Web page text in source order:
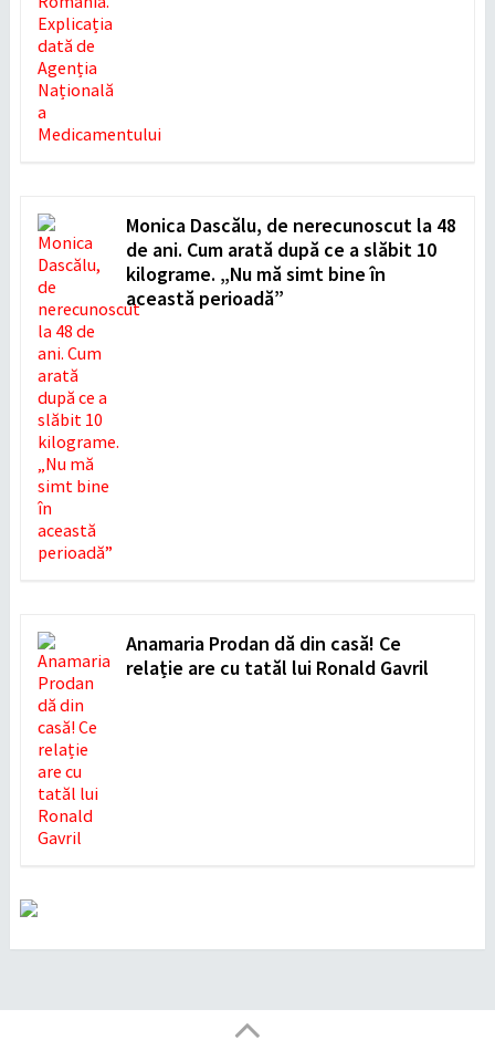
Monica Dascălu, de nerecunoscut la 48
de ani. Cum arată după ce a slăbit 10
kilograme. „Nu mă simt bine în
această perioadă”
Anamaria Prodan dă din casă! Ce
relație are cu tatăl lui Ronald Gavril